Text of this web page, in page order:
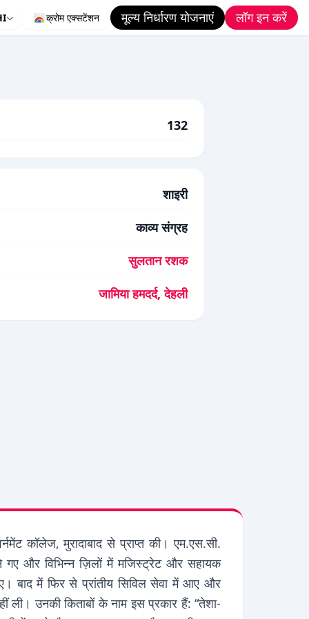
क्रोम एक्सटेंशन मूल्य निर्धारण योजनाएं लॉग इन करें
132
शाइरी
काव्य संग्रह
सुलतान रशक
जामिया हमदर्द, देहली
कॉलेज, मुरादाबाद से प्राप्त की। एम.एस.सी.
गए और विभिन्न ज़िलों में मजिस्ट्रेट और सहायक
बाद में फिर से प्रांतीय सिविल सेवा में आए और
ली। उनकी किताबों के नाम इस प्रकार हैं: “तेशा-